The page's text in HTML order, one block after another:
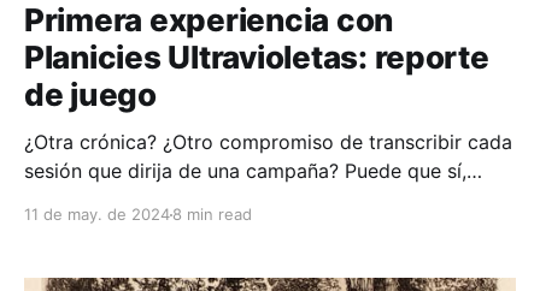
Primera experiencia con
Planicies Ultravioletas: reporte
de juego
¿Otra crónica? ¿Otro compromiso de transcribir cada
sesión que dirija de una campaña? Puede que sí,
11 de may. de 20248 min read